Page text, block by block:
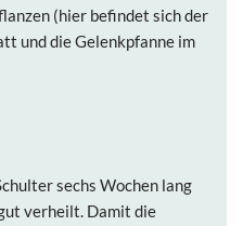
(hier befindet sich der
und die Gelenkpfanne im
sechs Wochen lang
verheilt. Damit die